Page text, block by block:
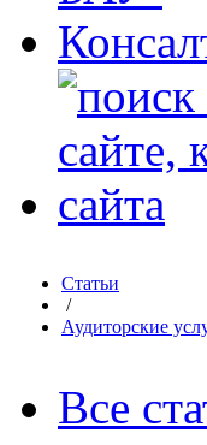
Статьи
/
Аудиторские
Все